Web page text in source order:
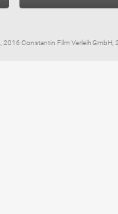
Constantin Film Verleih